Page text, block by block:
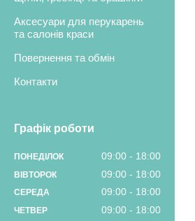
Аксесуари для перукарень
та салонів краси
Повернення та обмін
Контакти
Графік роботи
ПОНЕДІЛОК 09:00 18:00
ВІВТОРОК 09:00 18:00
СЕРЕДА 09:00 18:00
ЧЕТВЕР 09:00 18:00